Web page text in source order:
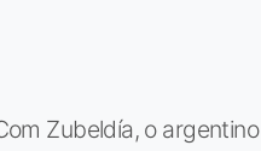
Zubeldía, o argentino